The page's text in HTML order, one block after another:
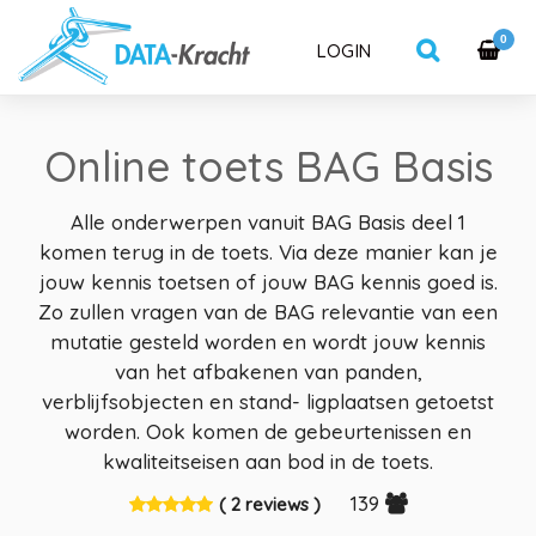
LOGIN
0
Online toets BAG Basis
Alle onderwerpen vanuit BAG Basis deel 1
komen terug in de toets. Via deze manier kan je
jouw kennis toetsen of jouw BAG kennis goed is.
Zo zullen vragen van de BAG relevantie van een
mutatie gesteld worden en wordt jouw kennis
van het afbakenen van panden,
verblijfsobjecten en stand- ligplaatsen getoetst
worden. Ook komen de gebeurtenissen en
kwaliteitseisen aan bod in de toets.
( 2 reviews ) 139